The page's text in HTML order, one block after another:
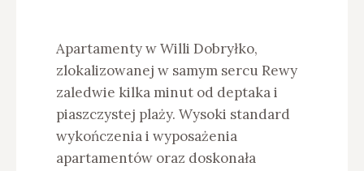
Apartamenty w Willi Dobryłko,
zlokalizowanej w samym sercu Rewy
zaledwie kilka minut od deptaka i
piaszczystej plaży. Wysoki standard
wykończenia i wyposażenia
apartamentów oraz doskonała